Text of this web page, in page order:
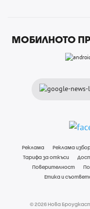
МОБИЛНОТО
Реклама Реклама
Тарифа за откъси
Поверителност
Етика и
© 2026 Нова